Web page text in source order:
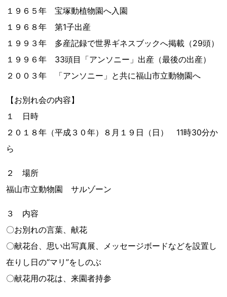
１９６５年 宝塚動植物園へ入園
１９６８年 第1子出産
１９９３年 多産記録で世界ギネスブックへ掲載（29頭）
１９９６年 33頭目「アンソニー」出産（最後の出産）
２００３年 「アンソニー」と共に福山市立動物園へ
【お別れ会の内容】
１ 日時
２０１８年（平成３０年）８月１９日（日） 11時30分か
ら
２ 場所
福山市立動物園 サルゾーン
３ 内容
〇お別れの言葉、献花
〇献花台、思い出写真展、メッセージボードなどを設置し
在りし日の“マリ”をしのぶ
〇献花用の花は、来園者持参